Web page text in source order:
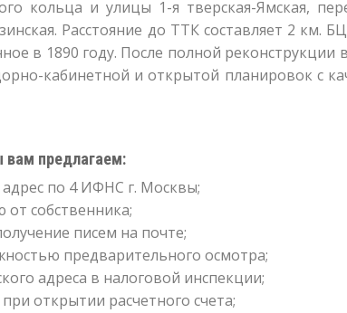
кольца и улицы 1-я тверская-Ямская,
Расстояние до ТТК составляет 2 км.
в 1890 году. После полной реконструкции
кабинетной и открытой планировок с
предлагаем:
по 4 ИФНС г. Москвы;
собственника;
писем на почте;
предварительного осмотра;
адреса в налоговой инспекции;
открытии расчетного счета;